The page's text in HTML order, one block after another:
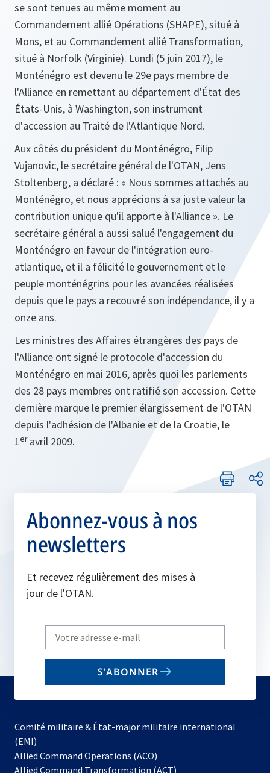
se sont tenues au même moment au
Commandement allié Opérations (SHAPE), situé à
Mons, et au Commandement allié Transformation,
situé à Norfolk (Virginie). Lundi (5 juin 2017), le
Monténégro est devenu le 29e pays membre de
l'Alliance en remettant au département d'État des
États-Unis, à Washington, son instrument
d'accession au Traité de l'Atlantique Nord.
Aux côtés du président du Monténégro, Filip
Vujanovic, le secrétaire général de l'OTAN, Jens
Stoltenberg, a déclaré : « Nous sommes attachés au
Monténégro, et nous apprécions à sa juste valeur la
contribution unique qu'il apporte à l'Alliance ». Le
secrétaire général a aussi salué l'engagement du
Monténégro en faveur de l'intégration euro-
atlantique, et il a félicité le gouvernement et le
peuple monténégrins pour les avancées réalisées
depuis que le pays a recouvré son indépendance, il y a
onze ans.
Les ministres des Affaires étrangères des pays de
l'Alliance ont signé le protocole d'accession du
Monténégro en mai 2016, après quoi les parlements
des 28 pays membres ont ratifié son accession. Cette
dernière marque le premier élargissement de l'OTAN
depuis l'adhésion de l'Albanie et de la Croatie, le
1eravril 2009.
Abonnez-vous à nos
newsletters
Et recevez régulièrement des mises à
jour de l'OTAN.
Write
your
email
S'ABONNER
Comité militaire & État-major militaire international
(EMI)
Allied Command Operations (ACO)
dans
Allied Command Transformation (ACT)